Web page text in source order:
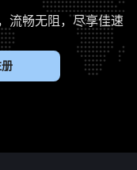
流畅无阻，尽享佳速